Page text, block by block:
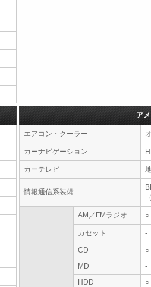
ア
エアコン・クーラー
カーナビゲーション
カーテレビ
情報通信系装備
AM／FMラジオ ○
カセット -
CD
○
MD
-
HDD
○